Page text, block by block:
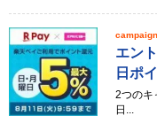
campaign
エン
日ポ
2つのキ
日...